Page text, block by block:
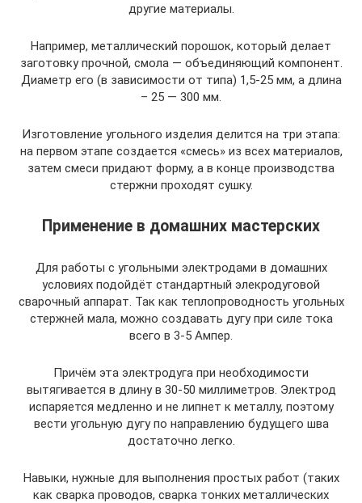
другие материалы.
Например, металлический порошок, который делает
заготовку прочной, смола — объединяющий компонент.
Диаметр его (в зависимости от типа) 1,5-25 мм, а длина
– 25 — 300 мм.
Изготовление угольного изделия делится на три этапа:
на первом этапе создается «смесь» из всех материалов,
затем смеси придают форму, а в конце производства
стержни проходят сушку.
Применение в домашних мастерских
Для работы с угольными электродами в домашних
условиях подойдёт стандартный элекродуговой
сварочный аппарат. Так как теплопроводность угольных
стержней мала, можно создавать дугу при силе тока
всего в 3-5 Ампер.
Причём эта электродуга при необходимости
вытягивается в длину в 30-50 миллиметров. Электрод
испаряется медленно и не липнет к металлу, поэтому
вести угольную дугу по направлению будущего шва
достаточно легко.
Навыки, нужные для выполнения простых работ (таких
как сварка проводов, сварка тонких металлических